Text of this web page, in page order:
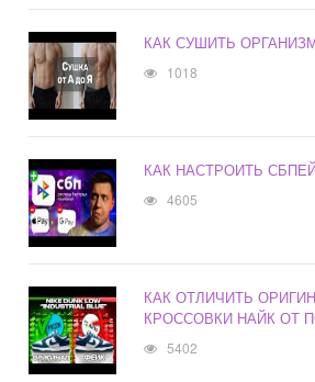
КАК СУШИТЬ
1018
КАК НАСТРОИТЬ
4605
КАК ОТЛИЧИТЬ
КРОССОВКИ НАЙК ОТ
5402